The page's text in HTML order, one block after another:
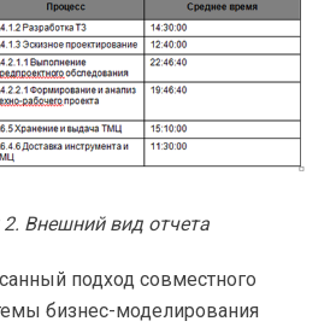
2. Внешний вид отчета
подход совместного
бизнес-моделирования